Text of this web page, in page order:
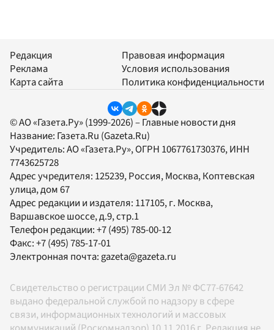
Редакция
Реклама
Карта сайта
Правовая информация
Условия использования
Политика конфиденциальности
© АО «Газета.Ру» (1999-2026) – Главные новости дня
Название: Газета.Ru (Gazeta.Ru)
Учредитель:АО «Газета.Ру», ОГРН 1067761730376, ИНН
7743625728
Адрес учредителя: 125239, Россия, Москва, Коптевская
улица, дом 67
Адрес редакции и издателя: 117105, г. Москва,
Варшавское шоссе, д.9, стр.1
Телефон редакции:+7 (495) 785-00-12
Факс:+7 (495) 785-17-01
Электронная почта:gazeta@gazeta.ru
Свидетельство о регистрации СМИ Эл № ФС77-67642
выдано федеральной службой по надзору в сфере
связи, информационных технологий и массовых